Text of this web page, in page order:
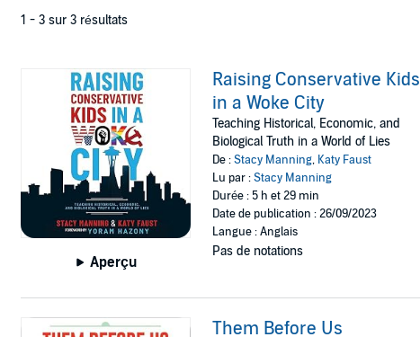
1 - 3 sur 3 résultats
Aperçu
Raising Conservative Kids
in a Woke City
Teaching Historical, Economic, and
Biological Truth in a World of Lies
De :Stacy Manning, Katy Faust
Lu par :Stacy Manning
Durée : 5 h et 29 min
Date de publication : 26/09/2023
Langue : Anglais
Pas de notations
Them Before Us